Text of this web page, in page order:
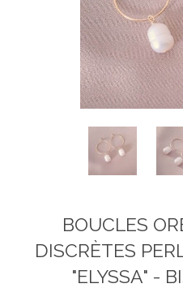
BOUCLES
DISCRÈTES
"ELYSSA" -